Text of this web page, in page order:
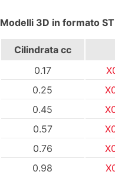
Modelli 3D in formato
Cilindrata cc
0.17
0.25
0.45
0.57
0.76
0.98